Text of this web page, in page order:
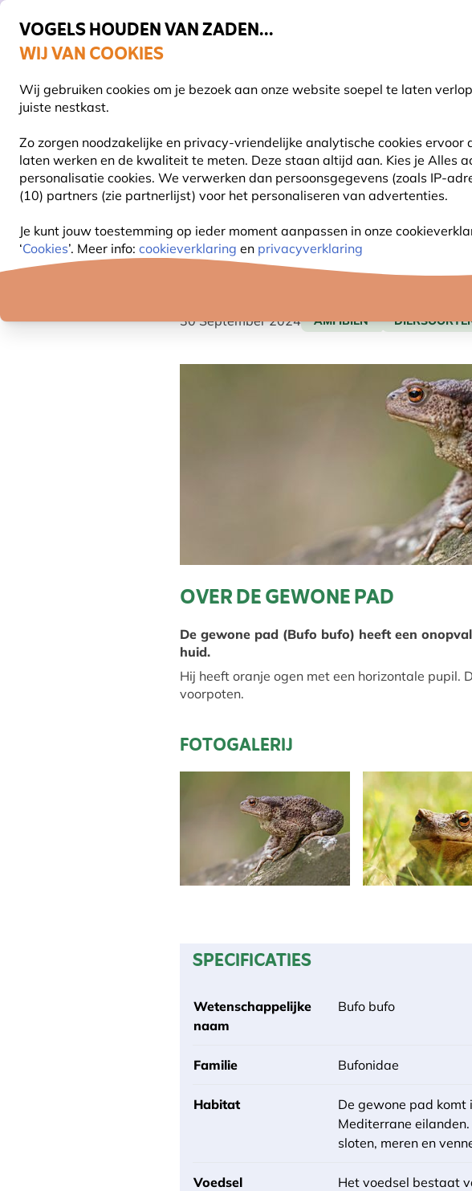
VOGELS HOUDEN VAN ZADEN...
WIJ VAN COOKIES
Wij gebruiken cookies om je bezoek aan onze website soepel te laten
juiste nestkast.
Zo zorgen noodzakelijke en privacy-vriendelijke analytische cookies
laten werken en de kwaliteit te meten. Deze staan altijd aan. Kies je Alles
personalisatie cookies. We verwerken dan persoonsgegevens (zoals IP-
(10) partners (zie partnerlijst) voor het personaliseren van advertenties.
Je kunt jouw toestemming op ieder moment aanpassen in onze
‘Cookies’. Meer info: cookieverklaring en privacyverklaring
Uitstekend beoordeeld in 11 landen
Gratis thuisbezorgd vanaf €49
Zoeken
VOGELVOER VOEDERSYSTEMEN VOGELHUISJES
GEWONE PAD
30 September 2024 AMFIBIËN
OVER DE GEWONE PAD
De gewone pad (Bufo bufo) heeft een
huid.
Hij heeft oranje ogen met een horizontale pupil.
voorpoten.
FOTOGALERIJ
SPECIFICATIES
Wetenschappelijke
naam
Bufo bufo
Familie Bufonidae
Habitat
De gewone pad komt
Mediterrane
sloten, meren en
Voedsel
Het voedsel bestaat